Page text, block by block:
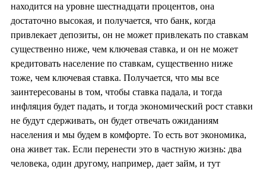
находится на уровне шестнадцати процентов, она
достаточно высокая, и получается, что банк, когда
привлекает депозиты, он не может привлекать по ставкам
существенно ниже, чем ключевая ставка, и он не может
кредитовать население по ставкам, существенно ниже
тоже, чем ключевая ставка. Получается, что мы все
заинтересованы в том, чтобы ставка падала, и тогда
инфляция будет падать, и тогда экономический рост ставки
не будут сдерживать, он будет отвечать ожиданиям
населения и мы будем в комфорте. То есть вот экономика,
она живет так. Если перенести это в частную жизнь: два
человека, один другому, например, дает займ, и тут